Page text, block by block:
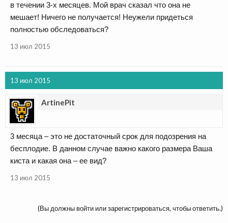
в течении 3-х месяцев. Мой врач сказал что она не
мешает! Ничего не получается! Неужели придеться
полностью обследоваться?
13 июл 2015
13 июл 2015
ArtinePit
3 месяца – это не достаточный срок для подозрения на
бесплодие. В данном случае важно какого размера Ваша
киста и какая она – ее вид?
13 июл 2015
(Вы должны войти или зарегистрироваться, чтобы ответить.)